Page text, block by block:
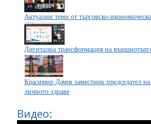
Актуални теми от търговско-
Дигитална трансформация на
Красимир Дачев заместник председател
личното здраве
Видео: